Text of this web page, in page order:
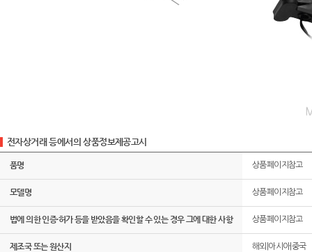
전자상거래 등에서의 상품정보제공고시
품명 상품페이지참고
모델명 상품페이지참고
법에 의한 인증·허가 등을 받았음을 확인할 수 있는 경우 그에 대한 사항 상품페이지참고
제조국 또는 원산지 해외|아시아|중국